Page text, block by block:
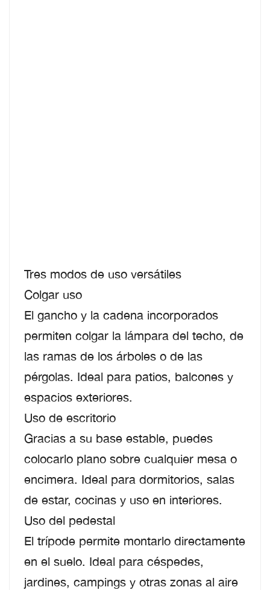
Tres modos de uso versátiles
Colgar uso
El gancho y la cadena incorporados
permiten colgar la lámpara del techo, de
las ramas de los árboles o de las
pérgolas. Ideal para patios, balcones y
espacios exteriores.
Uso de escritorio
Gracias a su base estable, puedes
colocarlo plano sobre cualquier mesa o
encimera. Ideal para dormitorios, salas
de estar, cocinas y uso en interiores.
Uso del pedestal
El trípode permite montarlo directamente
en el suelo. Ideal para céspedes,
jardines, campings y otras zonas al aire